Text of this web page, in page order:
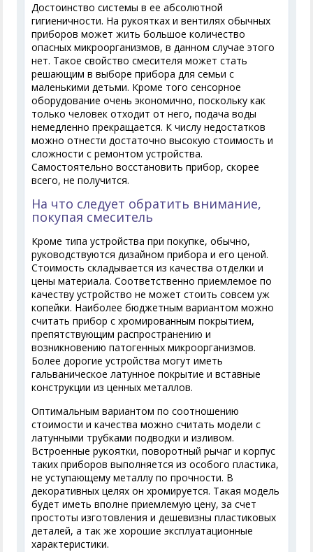
Достоинство системы в ее абсолютной
гигиеничности. На рукоятках и вентилях обычных
приборов может жить большое количество
опасных микроорганизмов, в данном случае этого
нет. Такое свойство смесителя может стать
решающим в выборе прибора для семьи с
маленькими детьми. Кроме того сенсорное
оборудование очень экономично, поскольку как
только человек отходит от него, подача воды
немедленно прекращается. К числу недостатков
можно отнести достаточно высокую стоимость и
сложности с ремонтом устройства.
Самостоятельно восстановить прибор, скорее
всего, не получится.
На что следует обратить внимание,
покупая смеситель
Кроме типа устройства при покупке, обычно,
руководствуются дизайном прибора и его ценой.
Стоимость складывается из качества отделки и
цены материала. Соответственно приемлемое по
качеству устройство не может стоить совсем уж
копейки. Наиболее бюджетным вариантом можно
считать прибор с хромированным покрытием,
препятствующим распространению и
возникновению патогенных микроорганизмов.
Более дорогие устройства могут иметь
гальваническое латунное покрытие и вставные
конструкции из ценных металлов.
Оптимальным вариантом по соотношению
стоимости и качества можно считать модели с
латунными трубками подводки и изливом.
Встроенные рукоятки, поворотный рычаг и корпус
таких приборов выполняется из особого пластика,
не уступающему металлу по прочности. В
декоративных целях он хромируется. Такая модель
будет иметь вполне приемлемую цену, за счет
простоты изготовления и дешевизны пластиковых
деталей, а так же хорошие эксплуатационные
характеристики.